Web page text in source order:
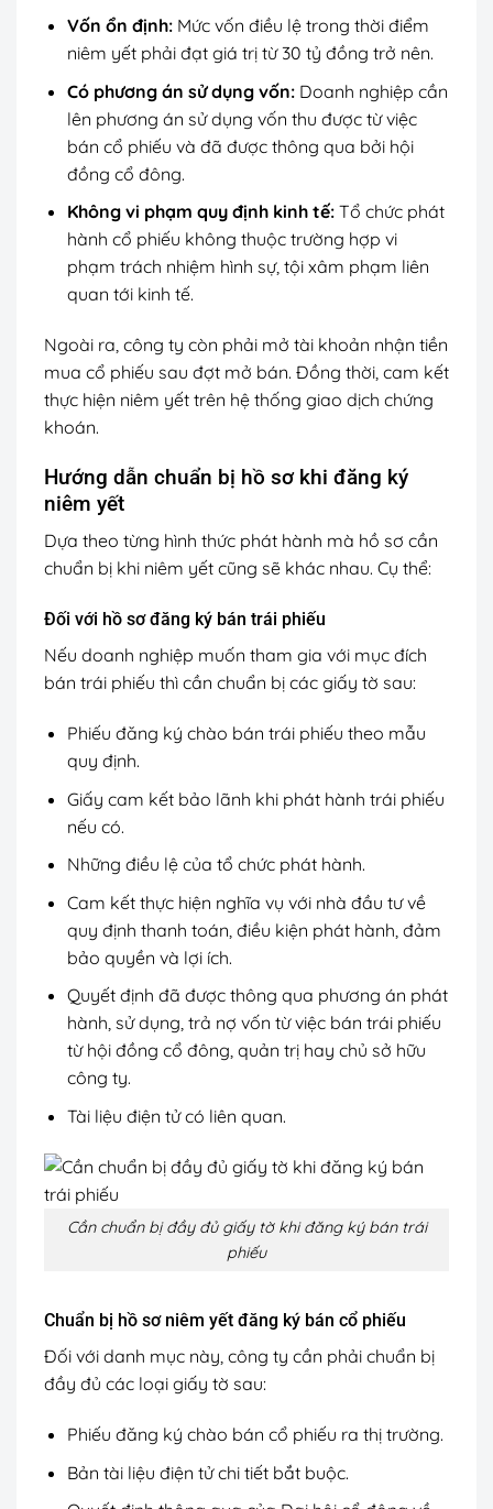
Vốn ổn định: Mức vốn điều lệ trong thời điểm
niêm yết phải đạt giá trị từ 30 tỷ đồng trở nên.
Có phương án sử dụng vốn:Doanh nghiệp cần
lên phương án sử dụng vốn thu được từ việc
bán cổ phiếu và đã được thông qua bởi hội
đồng cổ đông.
Không vi phạm quy định kinh tế: Tổ chức phát
hành cổ phiếu không thuộc trường hợp vi
phạm trách nhiệm hình sự, tội xâm phạm liên
quan tới kinh tế.
Ngoài ra, công ty còn phải mở tài khoản nhận tiền
mua cổ phiếu sau đợt mở bán. Đồng thời, cam kết
thực hiện niêm yết trên hệ thống giao dịch chứng
khoán.
Hướng dẫn chuẩn bị hồ sơ khi đăng ký
niêm yết
Dựa theo từng hình thức phát hành mà hồ sơ cần
chuẩn bị khi niêm yết cũng sẽ khác nhau. Cụ thể:
Đối với hồ sơ đăng ký bán trái phiếu
Nếu doanh nghiệp muốn tham gia với mục đích
bán trái phiếu thì cần chuẩn bị các giấy tờ sau:
Phiếu đăng ký chào bán trái phiếu theo mẫu
quy định.
Giấy cam kết bảo lãnh khi phát hành trái phiếu
nếu có.
Những điều lệ của tổ chức phát hành.
Cam kết thực hiện nghĩa vụ với nhà đầu tư về
quy định thanh toán, điều kiện phát hành, đảm
bảo quyền và lợi ích.
Quyết định đã được thông qua phương án phát
hành, sử dụng, trả nợ vốn từ việc bán trái phiếu
từ hội đồng cổ đông, quản trị hay chủ sở hữu
công ty.
Tài liệu điện tử có liên quan.
Cần chuẩn bị đầy đủ giấy tờ khi đăng ký bán trái
phiếu
Chuẩn bị hồ sơ niêm yết đăng ký bán cổ phiếu
Đối với danh mục này, công ty cần phải chuẩn bị
đầy đủ các loại giấy tờ sau:
Phiếu đăng ký chào bán cổ phiếu ra thị trường.
Bản tài liệu điện tử chi tiết bắt buộc.